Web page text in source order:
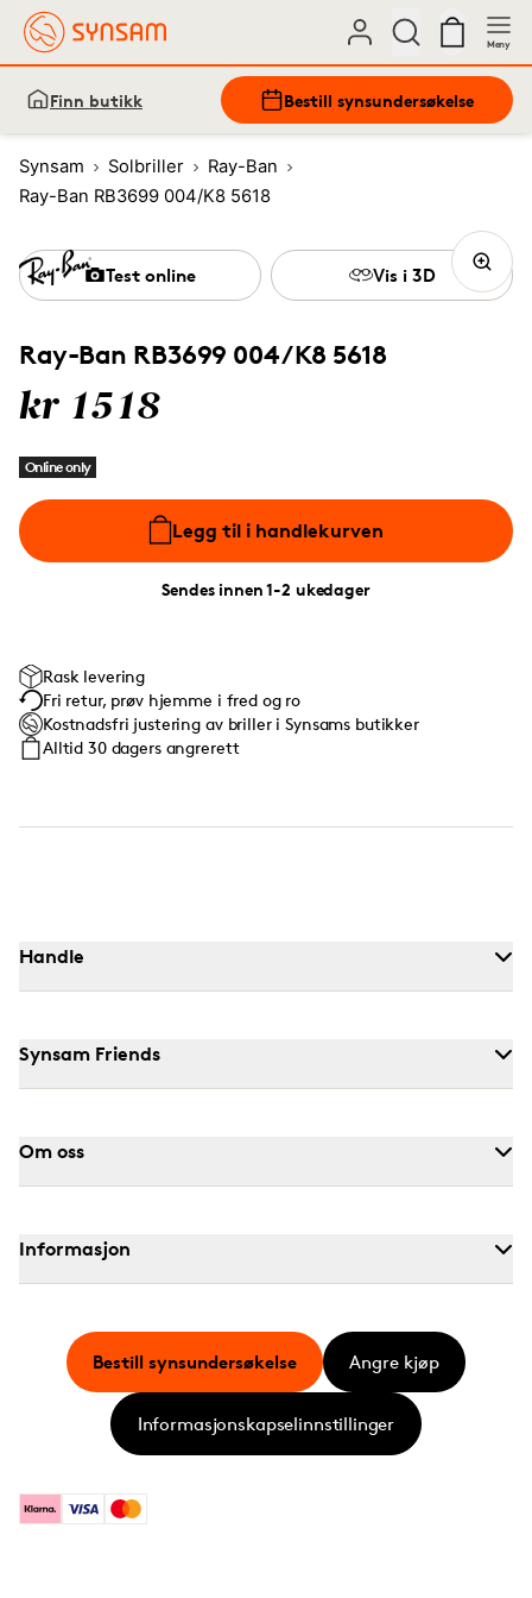
Meny
Finn butikk Bestill synsundersøkelse
Synsam Solbriller
Ray-Ban
Ray-Ban RB3699 004/K8 5618
Ray-Ban RB3699 004/K8 5618
kr 1518
Online only
Legg til i handlekurven
Sendes innen 1-2 ukedager
Test online Vis i 3D
Rask levering
Fri retur, prøv hjemme i fred og ro
Kostnadsfri justering av briller i Synsams butikker
Alltid 30 dagers angrerett
Handle
Synsam Friends
Om oss
Informasjon
KlarnaVisa Mastercard
Bestill synsundersøkelse Angre kjøp
Informasjonskapselinnstillinger